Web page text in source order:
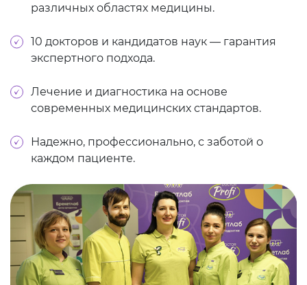
различных областях медицины.
10 докторов и кандидатов наук — гарантия
экспертного подхода.
Лечение и диагностика на основе
современных медицинских стандартов.
Надежно, профессионально, с заботой о
каждом пациенте.